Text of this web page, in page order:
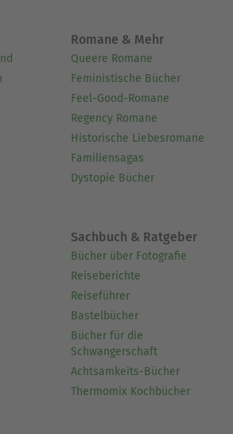
Romane & Mehr
Queere Romane
Feministische Bücher
Feel-Good-Romane
Regency Romane
Historische Liebesromane
Familiensagas
Dystopie Bücher
Sachbuch & Ratgeber
Bücher über Fotografie
Reiseberichte
Reiseführer
Bastelbücher
Bücher für die
Schwangerschaft
Achtsamkeits-Bücher
Thermomix Kochbücher